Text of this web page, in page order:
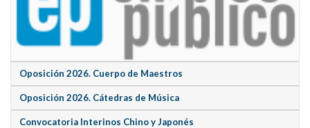
Oposición 2026. Cuerpo de Maestros
Oposición 2026. Cátedras de Música
Convocatoria Interinos Chino y Japonés